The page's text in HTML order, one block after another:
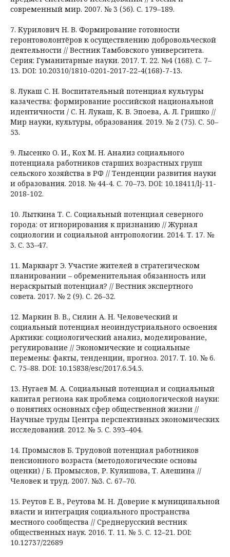
современный мир. 2007. № 3 (56). С. 179–189.
7. Курилович Н. В. Формирование готовности
геронтоволонтёров к осуществлению добровольческой
деятельности // Вестник Тамбовского университета.
Серия: Гуманитарные науки. 2017. Т. 22. №4 (168). С. 7–
13. DOI: 10.20310/1810-0201-2017-22-4(168)-7-13.
8. Лукаш С. Н. Воспитательный потенциал культуры
казачества: формирование российской национальной
идентичности / C. Н. Лукаш, К. В. Эпоева, А. Л. Гришко //
Мир науки, культуры, образования. 2019. № 2 (75). С. 50–
53.
9. Лысенко О. И., Кох М. Н. Анализ социального
потенциала работников старших возрастных групп
сельского хозяйства в РФ // Тенденции развития науки
и образования. 2018. № 44-4. С. 70–73. DOI: 10.18411/lj-11-
2018-102.
10. Лыткина Т. С. Социальный потенциал северного
города: от игнорирования к признанию // Журнал
социологии и социальной антропологии. 2014. Т. 17. №
3. С. 33–47.
11. Маркварт Э. Участие жителей в стратегическом
планировании – обременительная обязанность или
нераскрытый потенциал? // Вестник экспертного
совета. 2017. № 2 (9). С. 26–32.
12. Маркин В. В., Силин А. Н. Человеческий и
социальный потенциал неоиндустриального освоения
Арктики: социологический анализ, моделирование,
регулирование // Экономические и социальные
перемены: факты, тенденции, прогноз. 2017. Т. 10. № 6.
С. 75–88. DOI: 10.15838/esc/2017.6.54.5.
13. Нугаев М. А. Социальный потенциал и социальный
капитал региона как проблема социологической науки:
о понятиях основных сфер общественной жизни //
Научные труды Центра перспективных экономических
исследований. 2012. № 5. С. 393–404.
14. Промыслов Б. Трудовой потенциал работников
пенсионного возраста (методологические основы
оценки) / Б. Промыслов, Р. Кулишова, Т. Алешина //
Человек и труд. 2007. №3. С. 67–70.
15. Реутов Е. В., Реутова М. Н. Доверие к муниципальной
власти и интеграция социального пространства
местного сообщества // Среднерусский вестник
общественных наук. 2016. Т. 11. № 5. С. 12–21. DOI:
10.12737/22689